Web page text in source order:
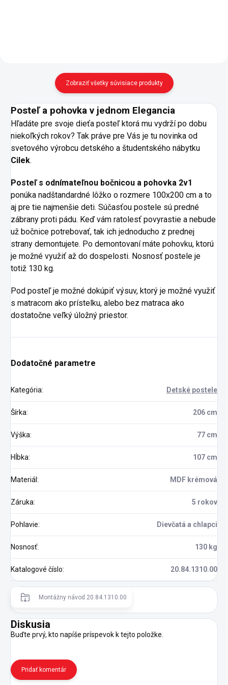
Zobraziť všetky súvisiace produkty
Posteľ a pohovka v jednom Elegancia
Hľadáte pre svoje dieťa posteľ ktorá mu vydrží po dobu
niekoľkých rokov? Tak práve pre Vás je tu novinka od
svetového výrobcu detského a študentského nábytku
Cilek.
Posteľ s odnímateľnou bočnicou a pohovka 2v1
ponúka nadštandardné lôžko o rozmere 100x200 cm a to
aj pre tie najmenšie deti. Súčasťou postele sú predné
zábrany proti pádu. Keď vám ratolesť povyrastie a nebude
už bočnice potrebovať, tak ich jednoducho z prednej
strany demontujete. Po demontovaní máte pohovku, ktorú
je možné využiť až do dospelosti. Nosnosť postele je
totiž 130 kg.
Pod posteľ je možné dokúpiť výsuv, ktorý je možné využiť
s matracom ako prístelku, alebo bez matraca ako
dostatočne veľký úložný priestor.
Dodatočné parametre
Kategória: Detské postele
Šírka: 206 cm
Výška: 77 cm
Hĺbka: 107 cm
Materiál: MDF krémová
Záruka: 5 rokov
Pohlavie: Dievčatá a chlapci
Nosnosť: 130 kg
Katalogové číslo: 20.84.1310.00
Montážny návod 20.84.1310.00
Diskusia
Buďte prvý, kto napíše príspevok k tejto položke.
Pridať komentár